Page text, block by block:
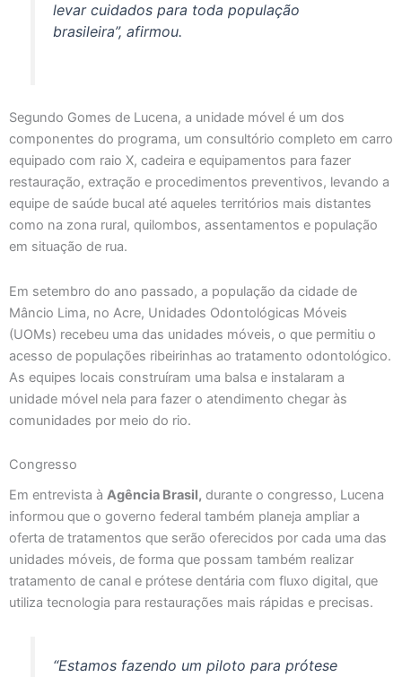
levar cuidados para toda população
brasileira”, afirmou.
Segundo Gomes de Lucena, a unidade móvel é um dos
componentes do programa, um consultório completo em carro
equipado com raio X, cadeira e equipamentos para fazer
restauração, extração e procedimentos preventivos, levando a
equipe de saúde bucal até aqueles territórios mais distantes
como na zona rural, quilombos, assentamentos e população
em situação de rua.
Em setembro do ano passado, a população da cidade de
Mâncio Lima, no Acre, Unidades Odontológicas Móveis
(UOMs) recebeu uma das unidades móveis, o que permitiu o
acesso de populações ribeirinhas ao tratamento odontológico.
As equipes locais construíram uma balsa e instalaram a
unidade móvel nela para fazer o atendimento chegar às
comunidades por meio do rio.
Congresso
Em entrevista à Agência Brasil, durante o congresso, Lucena
informou que o governo federal também planeja ampliar a
oferta de tratamentos que serão oferecidos por cada uma das
unidades móveis, de forma que possam também realizar
tratamento de canal e prótese dentária com fluxo digital, que
utiliza tecnologia para restaurações mais rápidas e precisas.
“Estamos fazendo um piloto para prótese